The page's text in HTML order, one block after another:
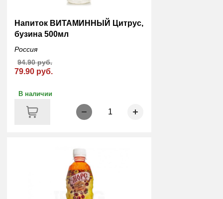
Напиток ВИТАМИННЫЙ Цитрус,
бузина 500мл
Россия
79.90 руб.
94.90 руб.
В наличии
1